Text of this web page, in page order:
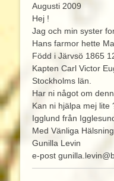
Augusti 2009
Hej !
Jag och min syster
Hans farmor hette
Född i Järvsö 1865
Kapten Carl Victor
Stockholms län.
Har ni något om
Kan ni hjälpa mej
Igglund från
Med Vänliga
Gunilla Levin
e-post